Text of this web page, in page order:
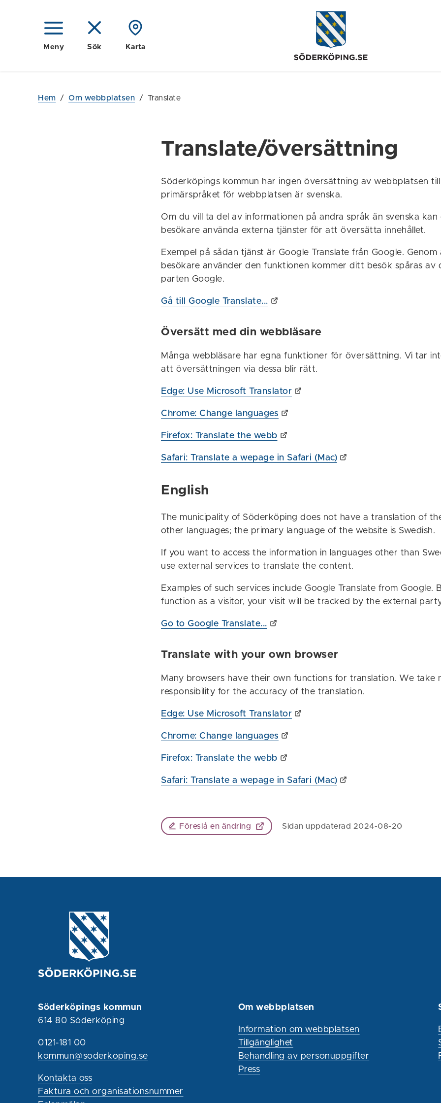
Meny Sök Karta
Hem / Om webbplatsen / Translate
Translate/översättning
Söderköpings kommun har ingen översättning av webbplatsen
primärspråket för webbplatsen är svenska.
Om du vill ta del av informationen på andra språk än svenska kan
besökare använda externa tjänster för att översätta innehållet.
Exempel på sådan tjänst är Google Translate från Google.
besökare använder den funktionen kommer ditt besök spåras av
parten Google.
Gå till Google Translate...
Översätt med din webbläsare
Många webbläsare har egna funktioner för översättning. Vi tar
att översättningen via dessa blir rätt.
Edge: Use Microsoft Translator
Chrome: Change languages
Firefox: Translate the webb
Safari: Translate a wepage in Safari (Mac)
English
The municipality of Söderköping does not have a translation of
other languages; the primary language of the website is Swedish.
If you want to access the information in languages other than
use external services to translate the content.
Examples of such services include Google Translate from Google.
function as a visitor, your visit will be tracked by the external
Go to Google Translate...
Translate with your own browser
Many browsers have their own functions for translation. We take
responsibility for the accuracy of the translation.
Edge: Use Microsoft Translator
Chrome: Change languages
Firefox: Translate the webb
Safari: Translate a wepage in Safari (Mac)
Föreslå en ändring Sidan uppdaterad 2024-08-20
Söderköpings kommun
614 80 Söderköping
0121-181 00
kommun@soderkoping.se
Kontakta oss
Faktura och organisationsnummer
Om webbplatsen
Information om webbplatsen
Tillgänglighet
Behandling av personuppgifter
Press